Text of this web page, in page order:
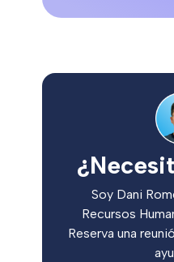
Soy Dani
Recursos
Reserva una